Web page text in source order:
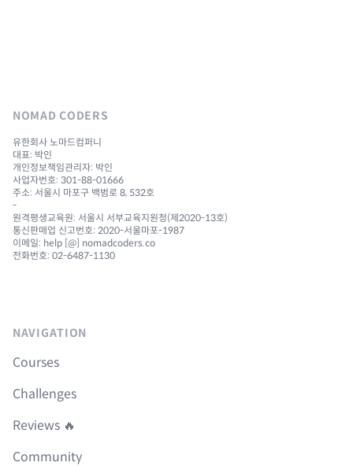
NOMAD CODERS
유한회사 노마드컴퍼니
대표: 박인
개인정보책임관리자: 박인
사업자번호: 301-88-01666
주소: 서울시 마포구 백범로 8, 532호
-
원격평생교육원: 서울시 서부교육지원청(제2020-13호)
통신판매업 신고번호: 2020-서울마포-1987
이메일: help [@] nomadcoders.co
전화번호: 02-6487-1130
NAVIGATION
Courses
Challenges
Reviews 🔥
Community